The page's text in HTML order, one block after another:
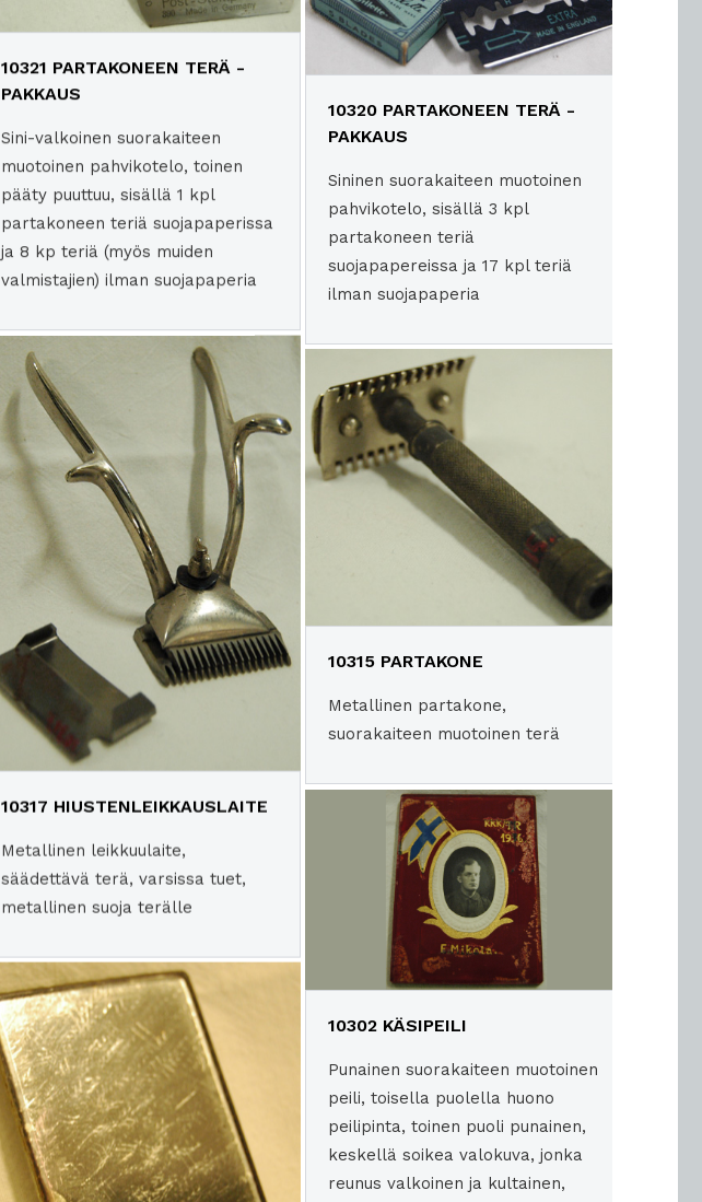
10321 PARTAKONEEN TERÄ -
PAKKAUS
Sini-valkoinen suorakaiteen
muotoinen pahvikotelo, toinen
pääty puuttuu, sisällä 1 kpl
partakoneen teriä suojapaperissa
ja 8 kp teriä (myös muiden
valmistajien) ilman suojapaperia
10320 PARTAKONEEN TERÄ -
PAKKAUS
Sininen suorakaiteen muotoinen
pahvikotelo, sisällä 3 kpl
partakoneen teriä
suojapapereissa ja 17 kpl teriä
ilman suojapaperia
10317 HIUSTENLEIKKAUSLAITE
Metallinen leikkuulaite,
säädettävä terä, varsissa tuet,
metallinen suoja terälle
10315 PARTAKONE
Metallinen partakone,
suorakaiteen muotoinen terä
10302 KÄSIPEILI
Punainen suorakaiteen muotoinen
peili, toisella puolella huono
peilipinta, toinen puoli punainen,
keskellä soikea valokuva, jonka
reunus valkoinen ja kultainen,